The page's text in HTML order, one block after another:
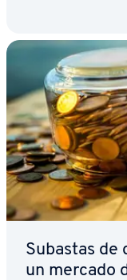
Subastas de
un mercado